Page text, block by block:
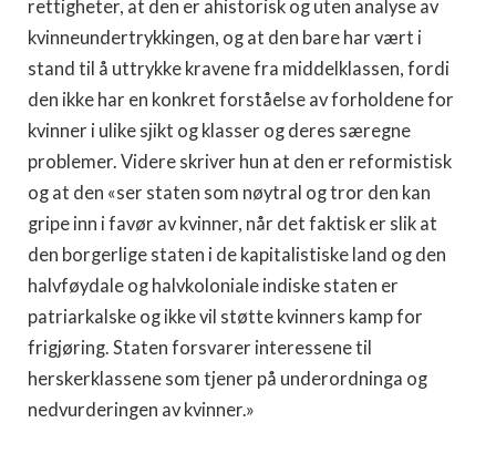
rettigheter, at den er ahistorisk og uten analyse av
kvinneundertrykkingen, og at den bare har vært i
stand til å uttrykke kravene fra middelklassen, fordi
den ikke har en konkret forståelse av forholdene for
kvinner i ulike sjikt og klasser og deres særegne
problemer. Videre skriver hun at den er reformistisk
og at den «ser staten som nøytral og tror den kan
gripe inn i favør av kvinner, når det faktisk er slik at
den borgerlige staten i de kapitalistiske land og den
halvføydale og halvkoloniale indiske staten er
patriarkalske og ikke vil støtte kvinners kamp for
frigjøring. Staten forsvarer interessene til
herskerklassene som tjener på underordninga og
nedvurderingen av kvinner.»